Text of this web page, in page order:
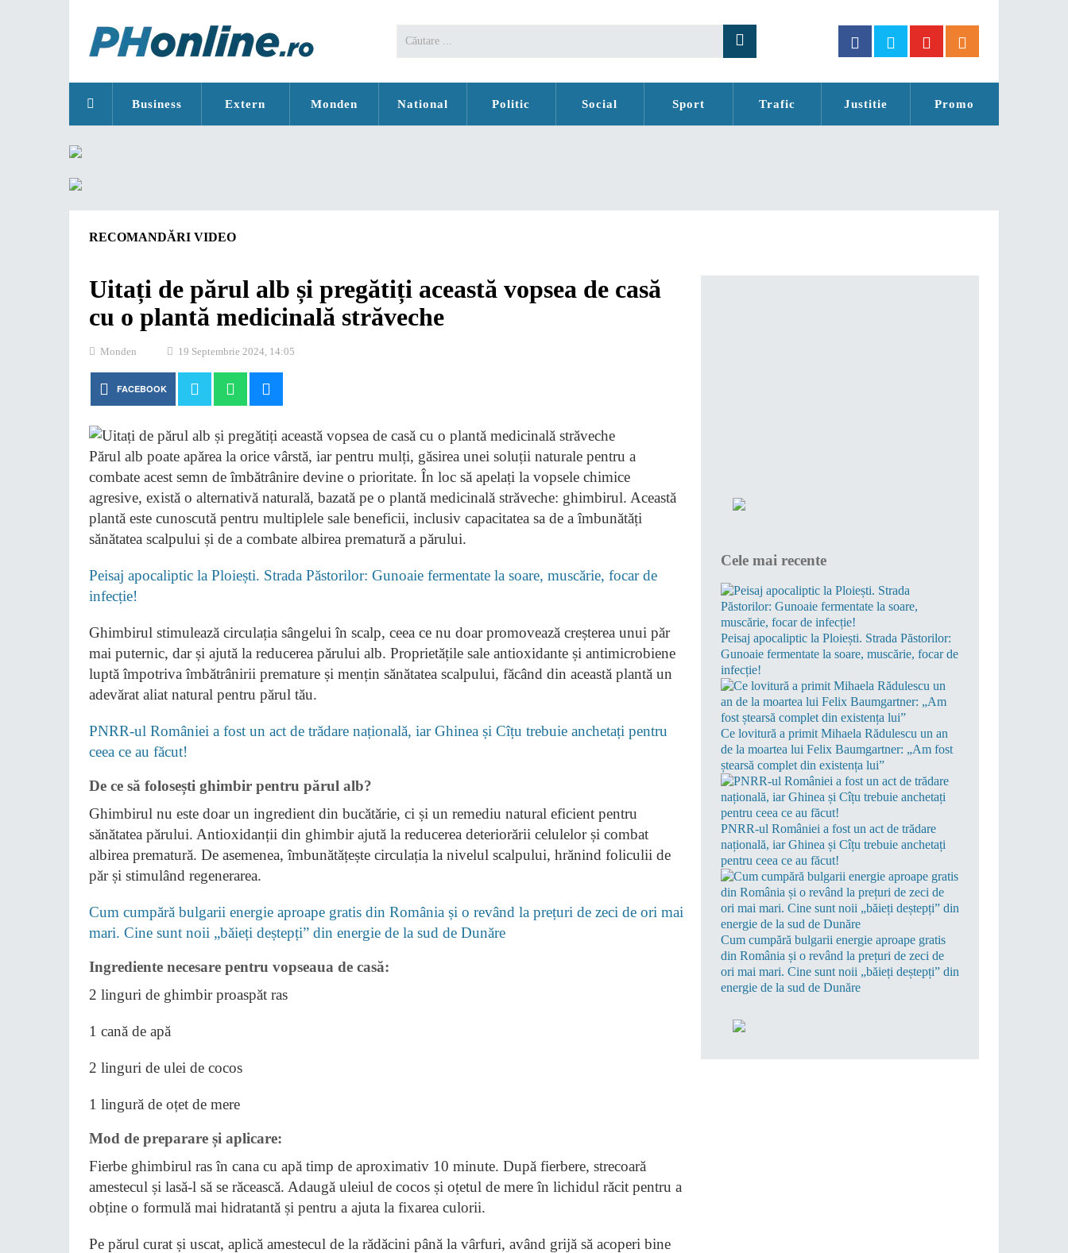
Business Extern Monden National Politic Social Sport Trafic Justitie Promo
RECOMANDĂRI VIDEO
Uitați de părul alb și pregătiți această vopsea de casă
cu o plantă medicinală străveche
Monden 19 Septembrie 2024, 14:05
FACEBOOK
Părul alb poate apărea la orice vârstă, iar pentru mulți, găsirea unei soluții naturale pentru a
combate acest semn de îmbătrânire devine o prioritate. În loc să apelați la vopsele chimice
agresive, există o alternativă naturală, bazată pe o plantă medicinală străveche: ghimbirul. Această
plantă este cunoscută pentru multiplele sale beneficii, inclusiv capacitatea sa de a îmbunătăți
sănătatea scalpului și de a combate albirea prematură a părului.
Peisaj apocaliptic la Ploiești. Strada Păstorilor: Gunoaie fermentate la soare, muscărie, focar de
infecție!
Ghimbirul stimulează circulația sângelui în scalp, ceea ce nu doar promovează creșterea unui păr
mai puternic, dar și ajută la reducerea părului alb. Proprietățile sale antioxidante și antimicrobiene
luptă împotriva îmbătrânirii premature și mențin sănătatea scalpului, făcând din această plantă un
adevărat aliat natural pentru părul tău.
PNRR-ul României a fost un act de trădare națională, iar Ghinea și Cîțu trebuie anchetați pentru
ceea ce au făcut!
De ce să folosești ghimbir pentru părul alb?
Ghimbirul nu este doar un ingredient din bucătărie, ci și un remediu natural eficient pentru
sănătatea părului. Antioxidanții din ghimbir ajută la reducerea deteriorării celulelor și combat
albirea prematură. De asemenea, îmbunătățește circulația la nivelul scalpului, hrănind foliculii de
păr și stimulând regenerarea.
Cum cumpără bulgarii energie aproape gratis din România și o revând la prețuri de zeci de ori mai
mari. Cine sunt noii „băieți deștepți” din energie de la sud de Dunăre
Ingrediente necesare pentru vopseaua de casă:
2 linguri de ghimbir proaspăt ras
1 cană de apă
2 linguri de ulei de cocos
1 lingură de oțet de mere
Mod de preparare și aplicare:
Fierbe ghimbirul ras în cana cu apă timp de aproximativ 10 minute. După fierbere, strecoară
amestecul și lasă-l să se răcească. Adaugă uleiul de cocos și oțetul de mere în lichidul răcit pentru a
obține o formulă mai hidratantă și pentru a ajuta la fixarea culorii.
Pe părul curat și uscat, aplică amestecul de la rădăcini până la vârfuri, având grijă să acoperi bine
Cele mai recente
Peisaj apocaliptic la Ploiești. Strada Păstorilor:
Gunoaie fermentate la soare, muscărie, focar de
infecție!
Ce lovitură a primit Mihaela Rădulescu un an
de la moartea lui Felix Baumgartner: „Am fost
ștearsă complet din existența lui”
PNRR-ul României a fost un act de trădare
națională, iar Ghinea și Cîțu trebuie anchetați
pentru ceea ce au făcut!
Cum cumpără bulgarii energie aproape gratis
din România și o revând la prețuri de zeci de
ori mai mari. Cine sunt noii „băieți deștepți” din
energie de la sud de Dunăre